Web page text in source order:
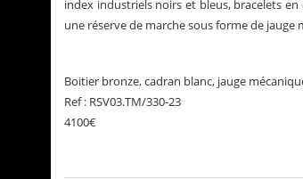
index industriels noirs et bleus, bracelets en
une réserve de marche sous forme de
Boitier bronze, cadran blanc, jauge
Ref : RSV03.TM/330-23
4100€